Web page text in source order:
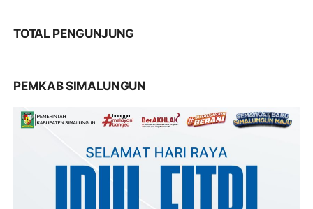
TOTAL PENGUNJUNG
PEMKAB SIMALUNGUN